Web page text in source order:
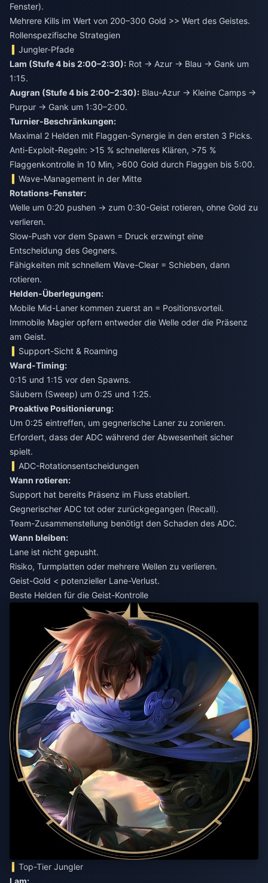
Fenster).
Mehrere Kills im Wert von 200–300 Gold >> Wert des Geistes.
Rollenspezifische Strategien
Jungler-Pfade
Lam (Stufe 4 bis 2:00–2:30): Rot → Azur → Blau → Gank um
1:15.
Augran (Stufe 4 bis 2:00–2:30): Blau-Azur → Kleine Camps →
Purpur → Gank um 1:30–2:00.
Turnier-Beschränkungen:
Maximal 2 Helden mit Flaggen-Synergie in den ersten 3 Picks.
Anti-Exploit-Regeln: >15 % schnelleres Klären, >75 %
Flaggenkontrolle in 10 Min, >600 Gold durch Flaggen bis 5:00.
Wave-Management in der Mitte
Rotations-Fenster:
Welle um 0:20 pushen → zum 0:30-Geist rotieren, ohne Gold zu
verlieren.
Slow-Push vor dem Spawn = Druck erzwingt eine
Entscheidung des Gegners.
Fähigkeiten mit schnellem Wave-Clear = Schieben, dann
rotieren.
Helden-Überlegungen:
Mobile Mid-Laner kommen zuerst an = Positionsvorteil.
Immobile Magier opfern entweder die Welle oder die Präsenz
am Geist.
Support-Sicht & Roaming
Ward-Timing:
0:15 und 1:15 vor den Spawns.
Säubern (Sweep) um 0:25 und 1:25.
Proaktive Positionierung:
Um 0:25 eintreffen, um gegnerische Laner zu zonieren.
Erfordert, dass der ADC während der Abwesenheit sicher
spielt.
ADC-Rotationsentscheidungen
Wann rotieren:
Support hat bereits Präsenz im Fluss etabliert.
Gegnerischer ADC tot oder zurückgegangen (Recall).
Team-Zusammenstellung benötigt den Schaden des ADC.
Wann bleiben:
Lane ist nicht gepusht.
Risiko, Turmplatten oder mehrere Wellen zu verlieren.
Geist-Gold < potenzieller Lane-Verlust.
Beste Helden für die Geist-Kontrolle
Top-Tier Jungler
Lam: